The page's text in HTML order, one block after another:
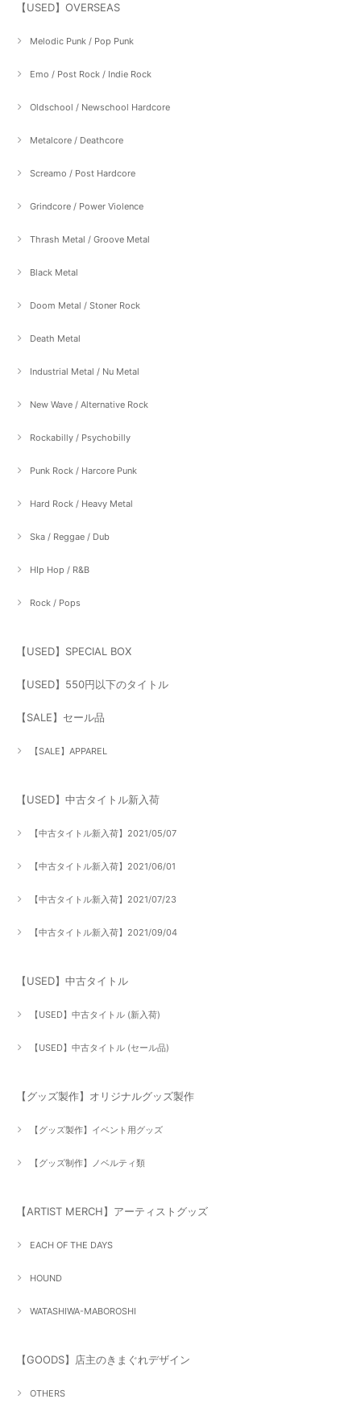
【USED】OVERSEAS
Melodic Punk / Pop Punk
Emo / Post Rock / Indie Rock
Oldschool / Newschool Hardcore
Metalcore / Deathcore
Screamo / Post Hardcore
Grindcore / Power Violence
Thrash Metal / Groove Metal
Black Metal
Doom Metal / Stoner Rock
Death Metal
Industrial Metal / Nu Metal
New Wave / Alternative Rock
Rockabilly / Psychobilly
Punk Rock / Harcore Punk
Hard Rock / Heavy Metal
Ska / Reggae / Dub
HIp Hop / R&B
Rock / Pops
【USED】SPECIAL BOX
【USED】550円以下のタイトル
【SALE】セール品
【SALE】APPAREL
【USED】中古タイトル新入荷
【中古タイトル新入荷】2021/05/07
【中古タイトル新入荷】2021/06/01
【中古タイトル新入荷】2021/07/23
【中古タイトル新入荷】2021/09/04
【USED】中古タイトル
【USED】中古タイトル (新入荷)
【USED】中古タイトル (セール品)
【グッズ製作】オリジナルグッズ製作
【グッズ製作】イベント用グッズ
【グッズ制作】ノベルティ類
【ARTIST MERCH】アーティストグッズ
EACH OF THE DAYS
HOUND
WATASHIWA-MABOROSHI
【GOODS】店主のきまぐれデザイン
OTHERS